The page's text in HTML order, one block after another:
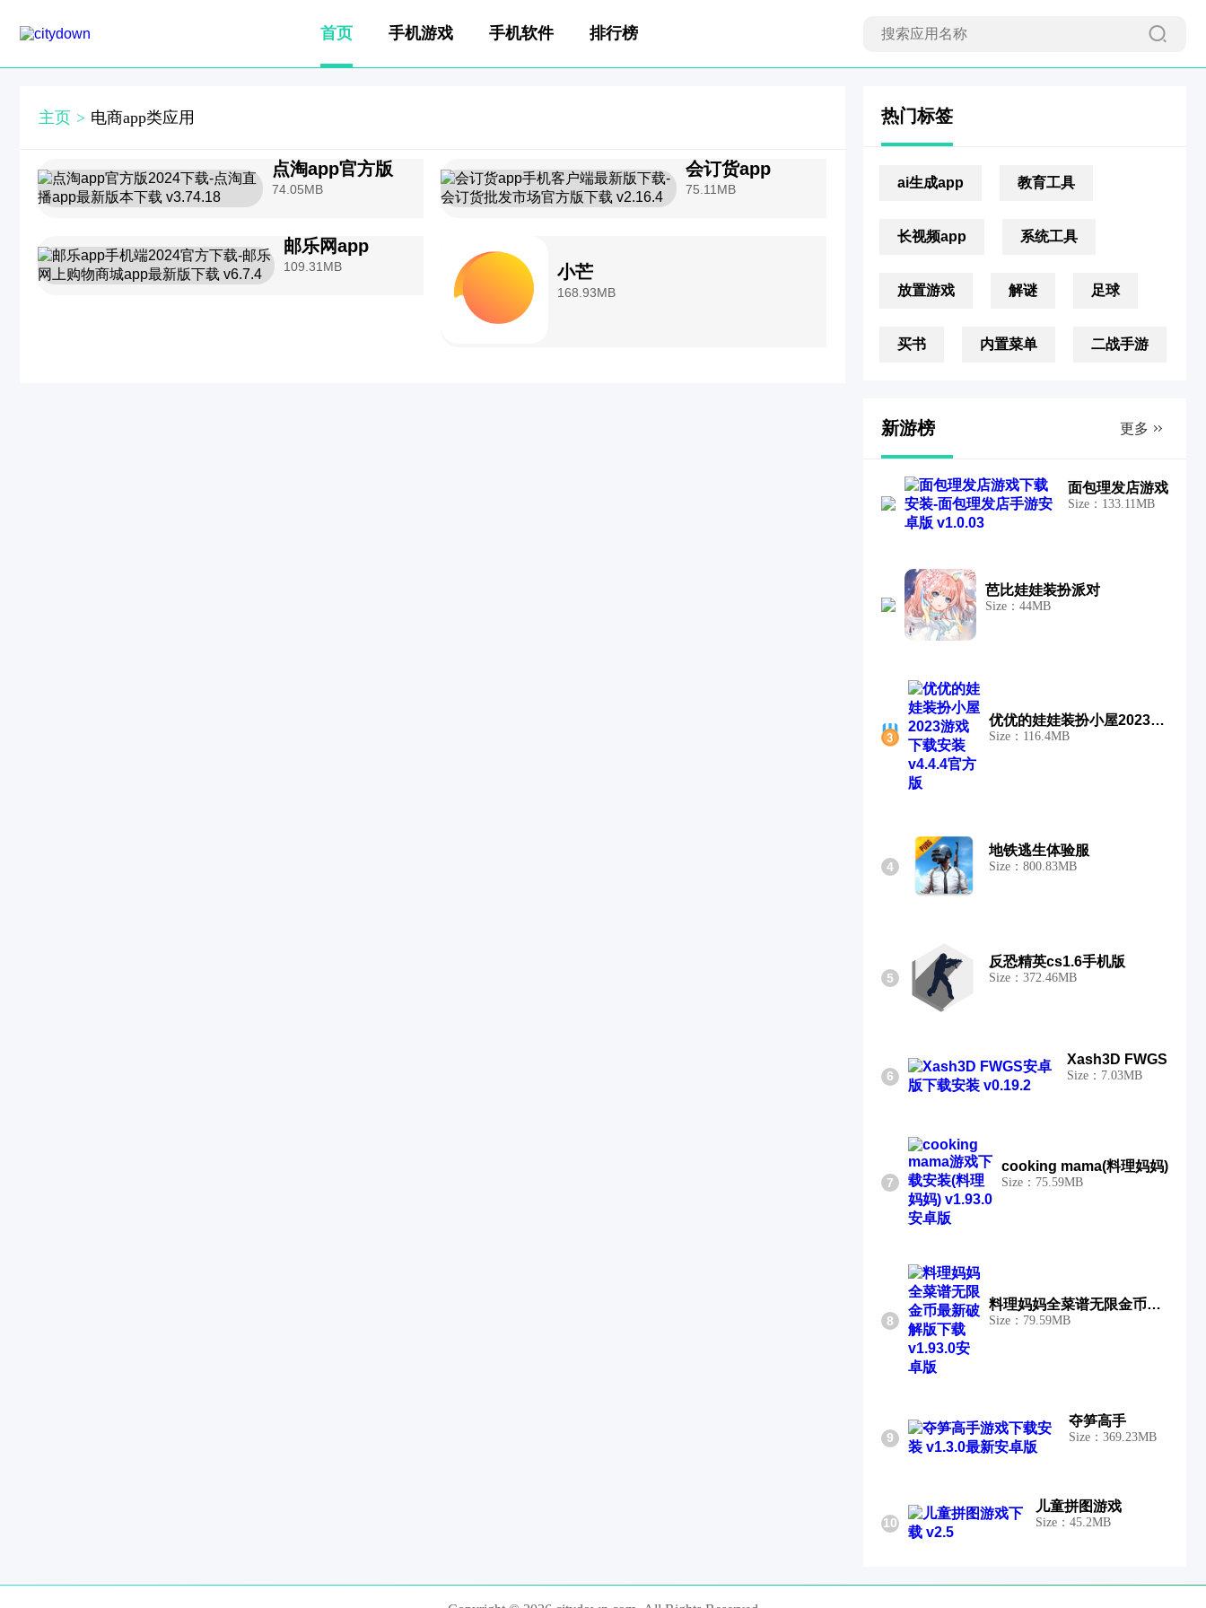
首页 手机游戏 手机软件 排行榜
主页 > 电商app类应用
点淘app官方版
74.05MB
会订货app
75.11MB
邮乐网app
109.31MB 小芒
168.93MB
热门标签
ai生成app 教育工具
长视频app 系统工具
放置游戏 解谜 足球
买书 内置菜单 二战手游
新游榜 更多
面包理发店游戏
Size：133.11MB
芭比娃娃装扮派对
Size：44MB
优优的娃娃装扮小屋2023游戏
Size：116.4MB
4
地铁逃生体验服
Size：800.83MB
5
反恐精英cs1.6手机版
Size：372.46MB
6
Xash3D FWGS
Size：7.03MB
7
cooking mama(料理妈妈)
Size：75.59MB
8
料理妈妈全菜谱无限金币最新破解版
Size：79.59MB
9
夺笋高手
Size：369.23MB
10
儿童拼图游戏
Size：45.2MB